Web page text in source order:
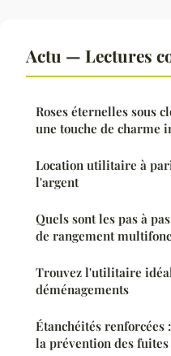
Actu — Lectures
Roses éternelles sous
une touche de charme
Location utilitaire à
l'argent
Quels sont les pas à
de rangement
Trouvez l'utilitaire
déménagements
Étanchéités renforcées
la prévention des fuites